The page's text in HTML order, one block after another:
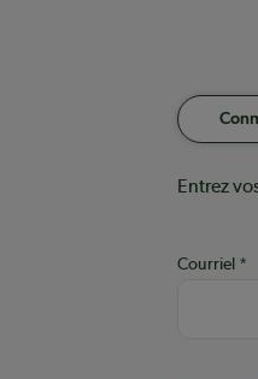
Entrez
Courriel